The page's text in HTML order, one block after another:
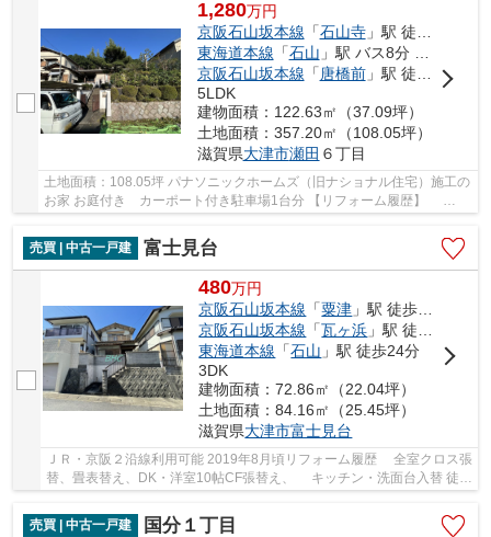
1,280万円
京阪石山坂本線 「石山寺」駅 徒歩33分
東海道本線 「石山 」駅 バス8分 「自動車教習所前」 停歩4分
京阪石山坂本線 「 唐橋前」駅 徒歩39分
5LDK
建物面積：122.63㎡（37.09坪）
土地面積：357.20㎡（108.05坪）
滋賀県大津市瀬田 ６丁目
土地面積：108.05坪 パナソニックホームズ（旧ナショナル住宅）施工の
お家 お庭付き カーポート付き駐車場1台分 【リフォーム履歴】
2021年4月：リビングの一部フローリング張替え ...
売買 | 中古一戸建
富士見台
480万円
京阪石山坂本線 「粟津 」駅 徒歩16分
京阪石山坂本線 「瓦ヶ浜 」駅 徒歩20分
東海道本線 「石山 」駅 徒歩24分
3DK
建物面積：72.86㎡（22.04坪）
土地面積：84.16㎡（25.45坪）
滋賀県大津市富士見台
ＪＲ・京阪２沿線利用可能 2019年8月頃リフォーム履歴 全室クロス張
替、畳表替え、DK・洋室10帖CF張替え、 キッチン・洗面台入替 徒歩
圏内に商業施設充実しています
売買 | 中古一戸建
国分１丁目